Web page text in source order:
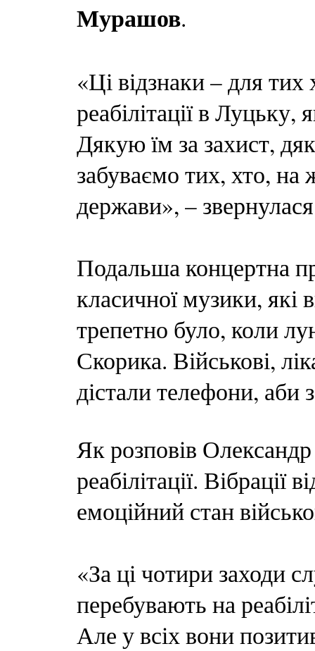
Мурашов.
«Ці відзнаки – для
реабілітації в
Дякую їм за захист,
забуваємо тих, хто, на
держави», –
Подальша концертна
класичної музики,
трепетно було, коли
Скорика. Військові,
дістали телефони, аби
Як розповів
реабілітації.
емоційний стан
«За ці чотири заходи
перебувають на
Але у всіх вони